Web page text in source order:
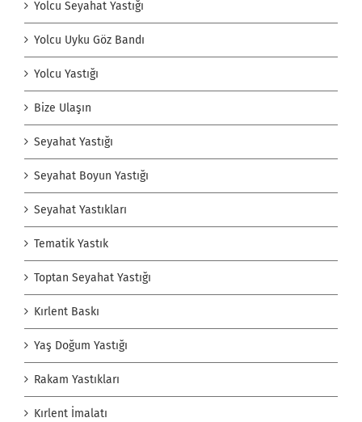
Yolcu Seyahat Yastığı
Yolcu Uyku Göz Bandı
Yolcu Yastığı
Bize Ulaşın
Seyahat Yastığı
Seyahat Boyun Yastığı
Seyahat Yastıkları
Tematik Yastık
Toptan Seyahat Yastığı
Kırlent Baskı
Yaş Doğum Yastığı
Rakam Yastıkları
Kırlent İmalatı